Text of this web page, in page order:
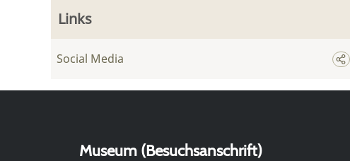
Links
Social Media
Museum (Besuchsanschrift)